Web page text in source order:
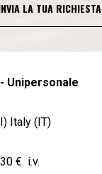
LA TUA RICHIESTA
Unipersonale
Italy (IT)
€ i.v.